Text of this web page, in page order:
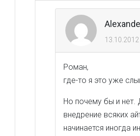
13.10.2012
Роман,
где-то я это уже
Но почему бы и нет.
внедрение всяких
начинается иногда